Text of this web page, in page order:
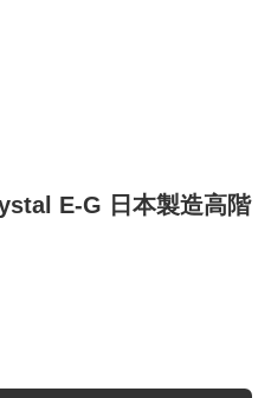
E-G 日本製造高階